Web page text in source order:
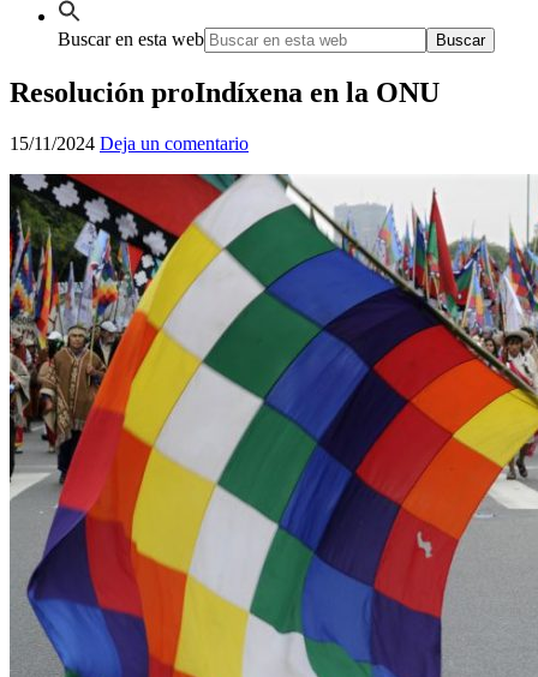
Buscar en esta web
Resolución proIndíxena en la ONU
15/11/2024 Deja un comentario